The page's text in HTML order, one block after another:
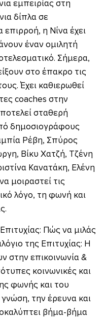
εμπειρίας στη
δίπλα σε
η Νίνα έχει
έναν ομιλητή
Σήμερα,
στο έπακρο τις
Έχει καθιερωθεί
coaches στην
σταθερή
δημοσιογράφους
Ρέβη, Σπύρος
Βίκυ Χατζή, Τζένη
Κανατάκη, Ελένη
μοιραστεί τις
λόγο, τη φωνή και
Πώς να μιλάς
της Επιτυχίας: Η
στην επικοινωνία &
κοινωνικές και
φωνής και του
γνώση, την έρευνα και
βήμα-βήμα